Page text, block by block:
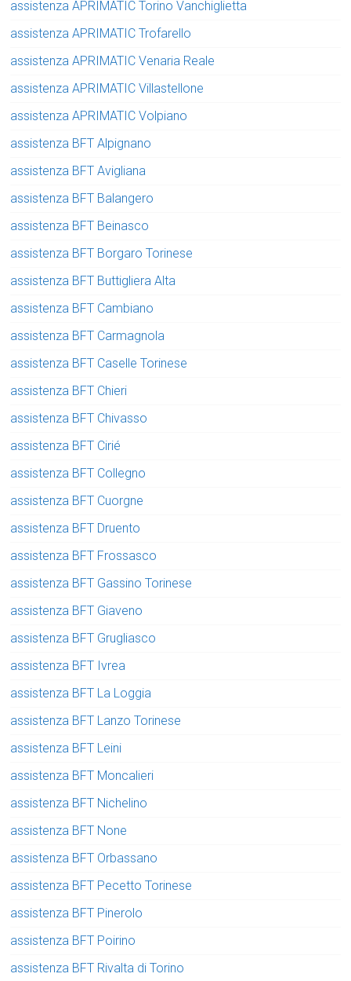
assistenza APRIMATIC Torino Vanchiglietta
assistenza APRIMATIC Trofarello
assistenza APRIMATIC Venaria Reale
assistenza APRIMATIC Villastellone
assistenza APRIMATIC Volpiano
assistenza BFT Alpignano
assistenza BFT Avigliana
assistenza BFT Balangero
assistenza BFT Beinasco
assistenza BFT Borgaro Torinese
assistenza BFT Buttigliera Alta
assistenza BFT Cambiano
assistenza BFT Carmagnola
assistenza BFT Caselle Torinese
assistenza BFT Chieri
assistenza BFT Chivasso
assistenza BFT Cirié
assistenza BFT Collegno
assistenza BFT Cuorgne
assistenza BFT Druento
assistenza BFT Frossasco
assistenza BFT Gassino Torinese
assistenza BFT Giaveno
assistenza BFT Grugliasco
assistenza BFT Ivrea
assistenza BFT La Loggia
assistenza BFT Lanzo Torinese
assistenza BFT Leini
assistenza BFT Moncalieri
assistenza BFT Nichelino
assistenza BFT None
assistenza BFT Orbassano
assistenza BFT Pecetto Torinese
assistenza BFT Pinerolo
assistenza BFT Poirino
assistenza BFT Rivalta di Torino